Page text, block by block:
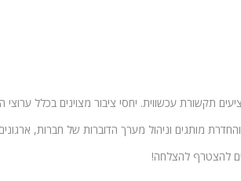
תקשורת עכשווית. יחסי ציבור מצוינים בכלל
מותגים וניהול מערך הדוברות של חברות,
להצטרף להצלחה!